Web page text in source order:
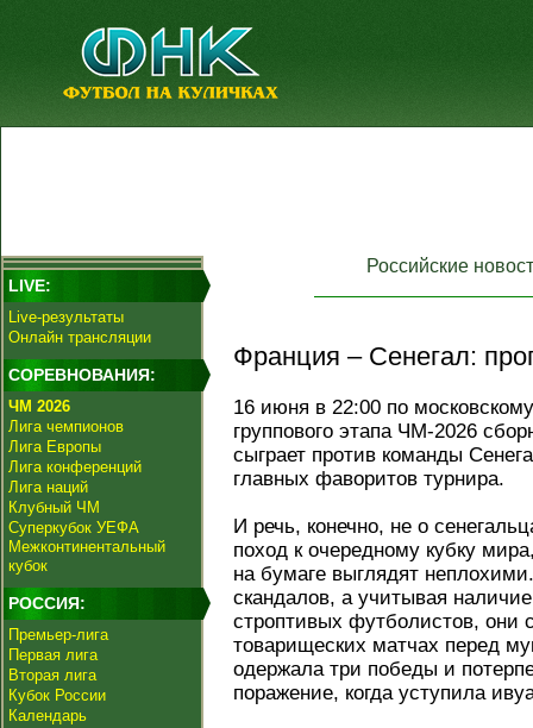
LIVE:
Live-результаты
Онлайн трансляции
СОРЕВНОВАНИЯ:
ЧМ 2026
Лига чемпионов
Лига Европы
Лига конференций
Лига наций
Клубный ЧМ
Суперкубок УЕФА
Межконтинентальный
кубок
РОССИЯ:
Премьер-лига
Первая лига
Вторая лига
Кубок России
Календарь
Российские
Франция – Сенегал:
16 июня в 22:00 по
группового этапа ЧМ-2026
сыграет против команды
главных фаворитов турнира.
И речь, конечно, не о
поход к очередному кубку
на бумаге выглядят
скандалов, а учитывая
строптивых футболистов, они
товарищеских матчах перед
одержала три победы и
поражение, когда уступила